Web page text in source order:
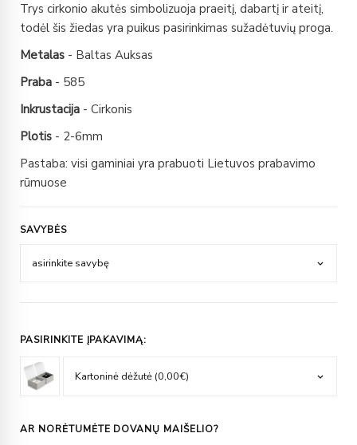
Trys cirkonio akutės simbolizuoja praeitį, dabartį ir ateitį,
todėl šis žiedas yra puikus pasirinkimas sužadėtuvių proga.
Metalas - Baltas Auksas
Praba - 585
Inkrustacija - Cirkonis
Plotis - 2-6mm
Pastaba: visi gaminiai yra prabuoti Lietuvos prabavimo
rūmuose
SAVYBĖS
PASIRINKITE ĮPAKAVIMĄ:
AR NORĖTUMĖTE DOVANŲ MAIŠELIO?